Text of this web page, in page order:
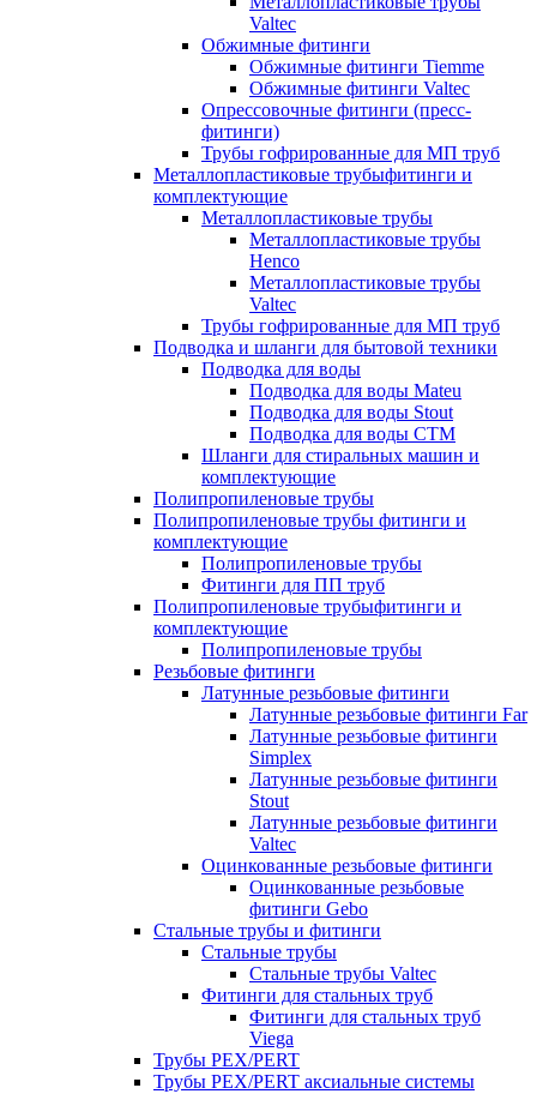
Valtec
Обжимные фитинги
Обжимные фитинги Tiemme
Обжимные фитинги Valtec
Опрессовочные фитинги (пресс-
фитинги)
Трубы гофрированные для МП труб
Металлопластиковые трубыфитинги и
комплектующие
Металлопластиковые трубы
Металлопластиковые трубы
Henco
Металлопластиковые трубы
Valtec
Трубы гофрированные для МП труб
Подводка и шланги для бытовой техники
Подводка для воды
Подводка для воды Mateu
Подводка для воды Stout
Подводка для воды СТМ
Шланги для стиральных машин и
комплектующие
Полипропиленовые трубы
Полипропиленовые трубы фитинги и
комплектующие
Полипропиленовые трубы
Фитинги для ПП труб
Полипропиленовые трубыфитинги и
комплектующие
Полипропиленовые трубы
Резьбовые фитинги
Латунные резьбовые фитинги
Латунные резьбовые фитинги Far
Латунные резьбовые фитинги
Simplex
Латунные резьбовые фитинги
Stout
Латунные резьбовые фитинги
Valtec
Оцинкованные резьбовые фитинги
Оцинкованные резьбовые
фитинги Gebo
Стальные трубы и фитинги
Стальные трубы
Стальные трубы Valtec
Фитинги для стальных труб
Фитинги для стальных труб
Viega
Трубы PEX/PERT
Трубы PEX/PERT аксиальные системы